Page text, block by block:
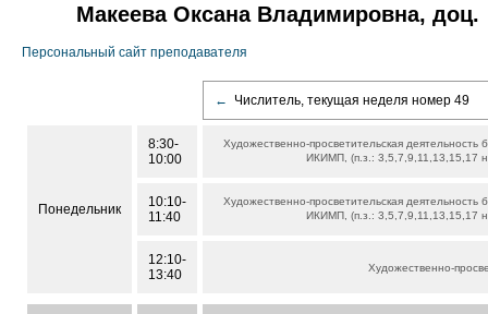
Макеева Оксана Владимировна, доц.
Персональный сайт преподавателя
← Числитель, текущая неделя номер 49
Понедельник
8:30-
10:00
Художественно-просветительская деятельность
ИКИМП, (п.з.: 3,5,7,9,11,13,15,17
10:10-
11:40
Художественно-просветительская деятельность
ИКИМП, (п.з.: 3,5,7,9,11,13,15,17
12:10-
13:40
Художественно-